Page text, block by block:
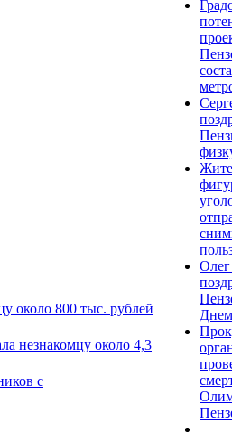
около 800 тыс. рублей
незнакомцу около 4,3
с